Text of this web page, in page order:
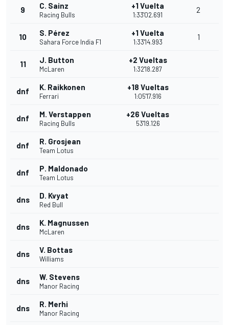
9 C. Sainz
Racing Bulls
+1 Vuelta
1:33'02.691
2
10 S. Pérez
Sahara Force India F1
+1 Vuelta
1:33'14.993
1
11 J. Button
McLaren
+2 Vueltas
1:32'18.287
dnf K. Raikkonen
Ferrari
+18 Vueltas
1:05'17.916
dnf M. Verstappen
Racing Bulls
+26 Vueltas
53'19.126
dnf R. Grosjean
Team Lotus
dnf P. Maldonado
Team Lotus
dns D. Kvyat
Red Bull
dns K. Magnussen
McLaren
dns V. Bottas
Williams
dns W. Stevens
Manor Racing
dns R. Merhi
Manor Racing